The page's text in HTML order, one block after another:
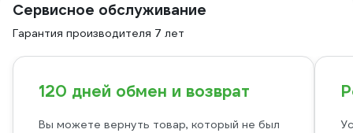
Сервисное обслуживание
Гарантия производителя 7 лет
120 дней обмен и возврат
Вы можете вернуть товар, который не был